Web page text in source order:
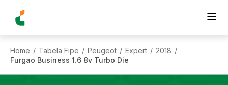
Home / Tabela Fipe / Peugeot / Expert / 2018 /
Furgao Business 1.6 8v Turbo Die